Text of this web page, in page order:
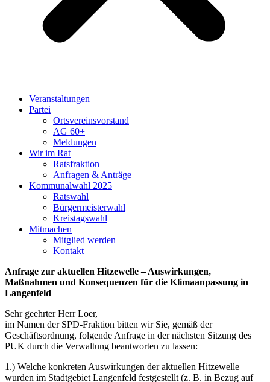
Veranstaltungen
Partei
Ortsvereinsvorstand
AG 60+
Meldungen
Wir im Rat
Ratsfraktion
Anfragen & Anträge
Kommunalwahl 2025
Ratswahl
Bürgermeisterwahl
Kreistagswahl
Mitmachen
Mitglied werden
Kontakt
Anfrage zur aktuellen Hitzewelle – Auswirkungen,
Maßnahmen und Konsequenzen für die Klimaanpassung in
Langenfeld
Sehr geehrter Herr Loer,
im Namen der SPD-Fraktion bitten wir Sie, gemäß der
Geschäftsordnung, folgende Anfrage in der nächsten Sitzung des
PUK durch die Verwaltung beantworten zu lassen:
1.) Welche konkreten Auswirkungen der aktuellen Hitzewelle
wurden im Stadtgebiet Langenfeld festgestellt (z. B. in Bezug auf